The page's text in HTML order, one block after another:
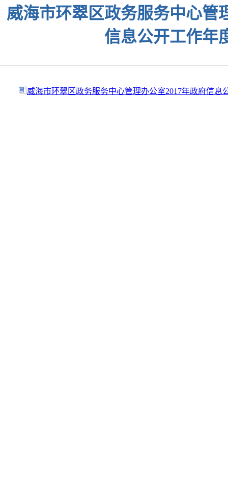
威海市环翠区政务服务中心管
信息公开工作年
威海市环翠区政务服务中心管理办公室2017年政府信息